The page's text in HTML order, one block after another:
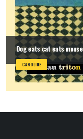
Dog eats cat eats mouse
CAROLINE